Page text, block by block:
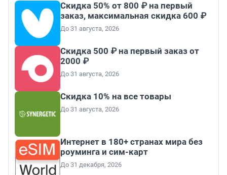
Скидка 50% от 800 ₽ на первый
заказ, максимальная скидка 600 ₽
До 31 августа, 2026
Скидка 500 ₽ на первый заказ от
2000 ₽
До 31 августа, 2026
Скидка 10% на все товары
До 31 августа, 2026
Интернет в 180+ странах мира без
роуминга и сим-карт
До 31 декабря, 2026